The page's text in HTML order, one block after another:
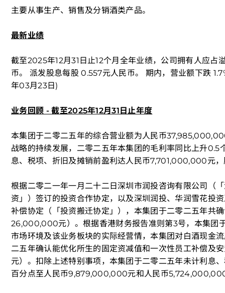
主要从事生产、销售及分销酒类产品。
最新业绩
截至2025年12月31日止12个月全年业绩，公司拥有人应
币。 派发股息每股 0.557元人民币。 期内，营业额下跌
年03月23日)
业务回顾 - 截至2025年12月31日止年度
本集团于二零二五年的综合营业额为人民币
战略的持续发展，二零二五年本集团的毛利率同比上升
息、税项、折旧及摊销前盈利达人民币7,701,000,000元
根据二零二一年一月二十二日深圳市润投咨询有限公司（
资」）签订的投资合作协定，以及深圳润投、华润雪花投
补偿协定（「投资搬迁协定」），本集团于二零二五年
26,000,000元）。根据香港财务报告准则第3号，本集团
市场环境及该业务板块的实际经营情，本集团对白酒现金
二五年确认能优化所生的固定资减值和一次性员工补偿
元）。扣除上述特别事项，本集团于二零二五年未计利息
百分点至人民币9,879,000,000元和人民币